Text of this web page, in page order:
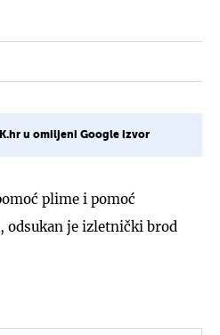
u omiljeni Google izvor
plime i pomoć
odsukan je izletnički brod